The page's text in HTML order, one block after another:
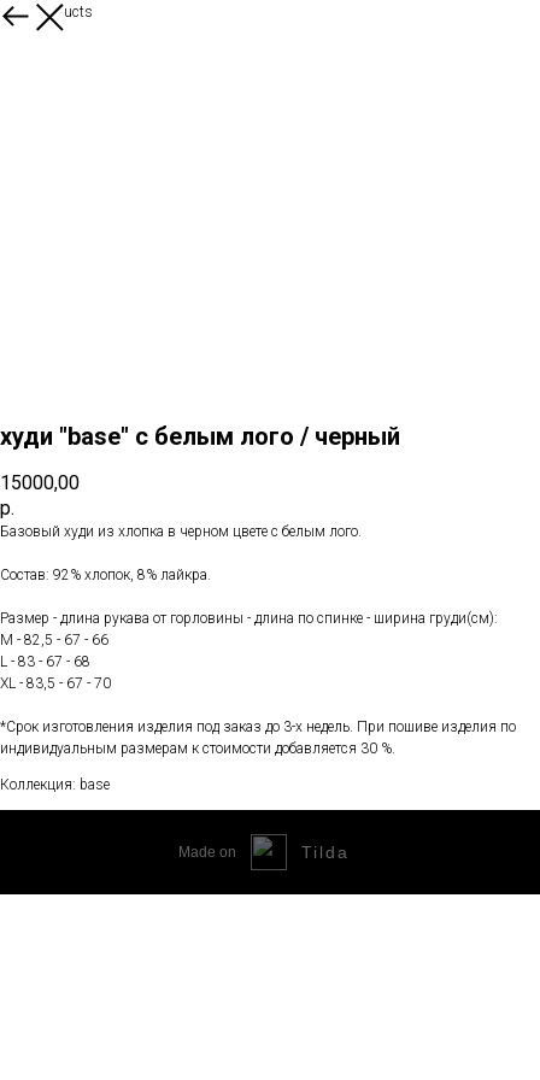
More products
худи "base" с белым лого / черный
15000,00
р.
Базовый худи из хлопка в черном цвете с белым лого.
Состав: 92% хлопок, 8% лайкра.
Размер - длина рукава от горловины - длина по спинке - ширина груди(см):
М - 82,5 - 67 - 66
L - 83 - 67 - 68
XL - 83,5 - 67 - 70
*Срок изготовления изделия под заказ до 3-х недель. При пошиве изделия по
индивидуальным размерам к стоимости добавляется 30 %.
Коллекция: base
Made on Tilda